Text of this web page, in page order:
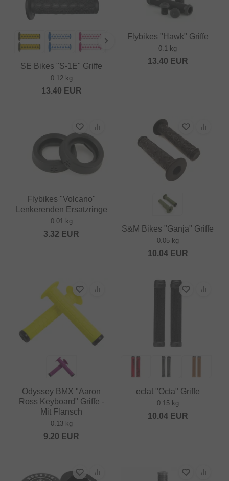
SE Bikes "S-1E" Griffe
0.12 kg
13.40 EUR
Flybikes "Hawk" Griffe
0.1 kg
13.40 EUR
Flybikes "Volcano"
Lenkerenden Ersatzringe
0.01 kg
3.32 EUR
S&M Bikes "Ganja" Griffe
0.05 kg
10.04EUR
Odyssey BMX "Aaron
Ross Keyboard" Griffe -
Mit Flansch
0.13 kg
9.20 EUR
eclat "Octa" Griffe
0.15 kg
10.04EUR